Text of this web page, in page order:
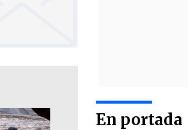
En portada